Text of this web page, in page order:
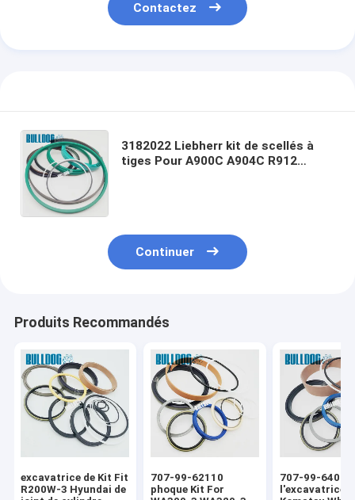
Contactez
3182022 Liebherr kit de scellés à
tiges Pour A900C A904C R912
Continuer
Produits Recommandés
excavatrice de Kit Fit
R200W-3 Hyundai de
707-99-62110
phoque Kit For
707-99-64010
l'excavatrice